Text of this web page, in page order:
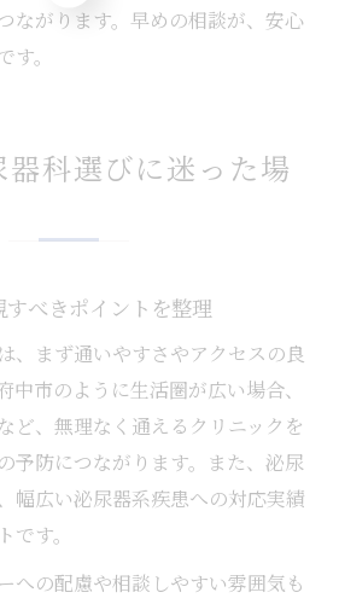
ながります。早めの相談が、安心
。
科選びに迷った場
べきポイントを整理
、まず通いやすさやアクセスの良
中市のように生活圏が広い場合、
ど、無理なく通えるクリニックを
予防につながります。また、泌尿
幅広い泌尿器系疾患への対応実績
す。
への配慮や相談しやすい雰囲気も